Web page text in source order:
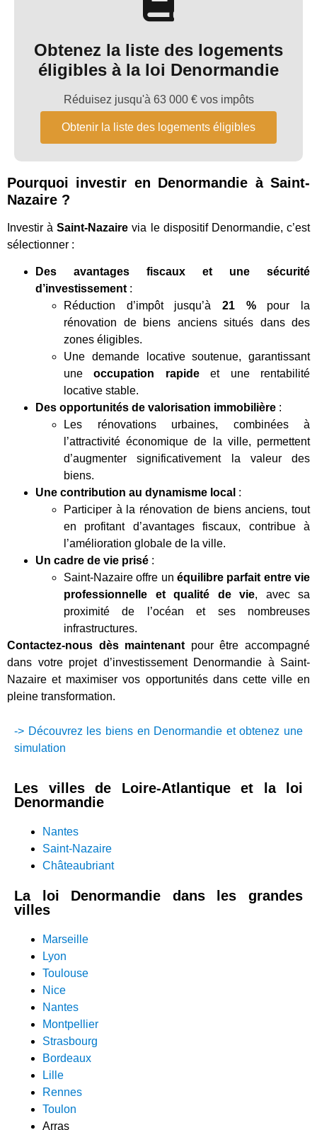
Obtenez la liste des logements
éligibles à la loi Denormandie
Réduisez jusqu'à 63 000 € vos impôts
Obtenir la liste des logements éligibles
Pourquoi investir en Denormandie à Saint-
Nazaire ?
Investir àSaint-Nazaire via le dispositif Denormandie, c’est
sélectionner :
Des avantages fiscaux et une sécurité
d’investissement :
Réduction d’impôt jusqu’à 21 %pour la
rénovation de biens anciens situés dans des
zones éligibles.
Une demande locative soutenue, garantissant
uneoccupation rapideet une rentabilité
locative stable.
Des opportunités de valorisation immobilière :
Les rénovations urbaines, combinées à
l’attractivité économique de la ville, permettent
d’augmenter significativement la valeur des
biens.
Une contribution au dynamisme local :
Participer à la rénovation de biens anciens, tout
en profitant d’avantages fiscaux, contribue à
l’amélioration globale de la ville.
Un cadre de vie prisé :
Saint-Nazaire offre un équilibre parfait entre vie
professionnelle et qualité de vie, avec sa
proximité de l’océan et ses nombreuses
infrastructures.
Contactez-nous dès maintenant pour être accompagné
dans votre projet d’investissement Denormandie à Saint-
Nazaire et maximiser vos opportunités dans cette ville en
pleine transformation.
-> Découvrez les biens en Denormandie et obtenez une
simulation
Les villes de Loire-Atlantique et la loi
Denormandie
Nantes
Saint-Nazaire
Châteaubriant
La loi Denormandie dans les grandes
villes
Marseille
Lyon
Toulouse
Nice
Nantes
Montpellier
Strasbourg
Bordeaux
Lille
Rennes
Toulon
Arras